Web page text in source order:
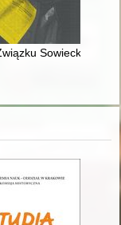
panteon patriotów w
Sowieckiego w
Szkół